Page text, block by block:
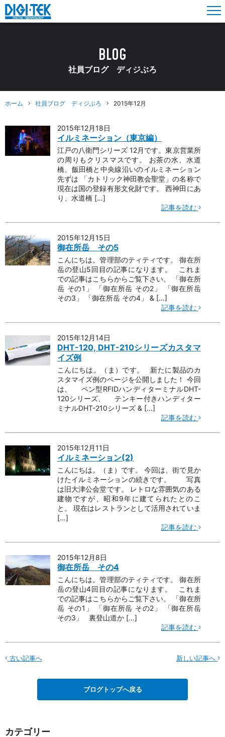
BLOG
社員ブログ ディジぶろ
ホーム 社員ブログ ディジぶろ 2015年12月
2015年12月18日
イルミネーション（東京編）
江戸の八衛門シリーズ 12月です。東京営業所
の周りもクリスマスです。 お茶の水、水道
橋、飯田橋と中央線沿いのイルミネーション
先ずは 「カトリック神田教会聖堂」の名称で
現在は国の登録有形文化財です。 西神田にあ
り、水道橋 […]
記事を読む
2015年12月15日
御在所岳 その5
こんにちは。管理部のティティです。 御在所
岳の登山5回目の記事になります。 これま
での記事はこちらからご覧下さい。 「御在所
岳 その1」 「御在所岳 その2」 「御在所岳
その3」 「御在所岳 その4」 & […]
記事を読む
2015年12月14日
DHT-120, DHT-210シリーズカスタマ
イズ例
こんにちは。（ま）です。 新たに製品のカ
スタマイズ例のページを公開しました！ 今回
は、 ペン型RFIDハンディターミナルDHT-
120シリーズ、 テンキー付きハンディター
ミナルDHT-210シリーズ & […]
記事を読む
2015年12月11日
イルミネーション(2)
こんにちは。（ま）です。 今回は、街で見か
けたイルミネーションの続きです。 写真
は旧大津公会堂です。 レトロな雰囲気のある
建物ですが、昭和9年に建てられたとのこ
と。 現在はレストランとして活用されていま
[…]
記事を読む
2015年12月8日
御在所岳 その4
こんにちは。管理部のティティです。 御在所
岳の登山4回目の記事になります。 これま
での記事はこちらからご覧下さい。 「御在所
岳 その1」 「御在所岳 その2」 「御在所岳
その3」 裏登山道か […]
記事を読む
古い記事へ 新しい記事へ
ブログトップへ戻る
カテゴリー